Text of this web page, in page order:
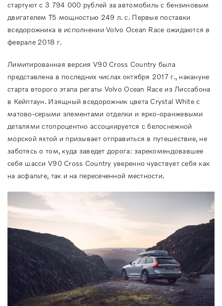
стартуют с 3 794 000 рублей за автомобиль с бензиновым
двигателем T5 мощностью 249 л. с. Первые поставки
вседорожника в исполнении Volvo Ocean Race ожидаются в
феврале 2018 г.
Лимитированная версия V90 Cross Country была
представлена в последних числах октября 2017 г., накануне
старта второго этапа регаты Volvo Ocean Race из Лиссабона
в Кейптаун. Изящный вседорожник цвета Crystal White с
матово-серыми элементами отделки и ярко-оранжевыми
деталями стопроцентно ассоциируется с белоснежной
морской яхтой и призывает отправиться в путешествие, не
заботясь о том, куда заведет дорога: зарекомендовавшее
себя шасси V90 Cross Country уверенно чувствует себя как
на асфальте, так и на пересеченной местности.